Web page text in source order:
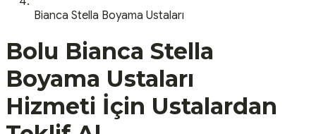
Bianca Stella Boyama Ustaları
Bolu Bianca Stella
Boyama Ustaları
Hizmeti İçin Ustalardan